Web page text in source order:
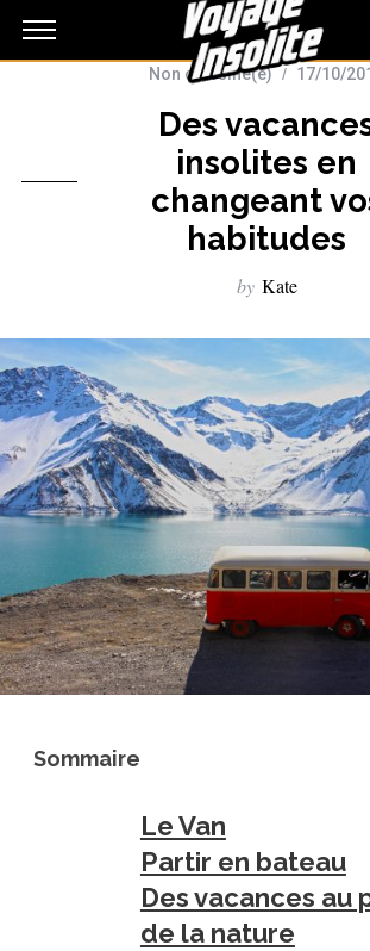
Non classifié(e) 17/10/
Des
insolites en
changeant
habitudes
by Kate
Sommaire
Le Van
Partir en bateau
Des vacances au
de la nature